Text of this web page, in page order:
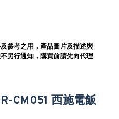
參考之用，產品圖片及描述與
另行通知，購買前請先向代理
CM051 西施電飯